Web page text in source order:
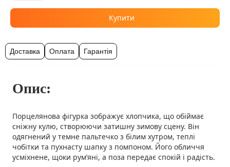
Купити
Доставка Оплата Гарантія
Опис:
Порцелянова фігурка зображує хлопчика, що обіймає
сніжну кулю, створюючи затишну зимову сцену. Він
одягнений у темне пальтечко з білим хутром, теплі
чобітки та пухнасту шапку з помпоном. Його обличчя
усміхнене, щоки рум’яні, а поза передає спокій і радість.